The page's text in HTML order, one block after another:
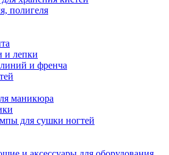
полигеля
и лепки
и френча
маникюра
для сушки ногтей